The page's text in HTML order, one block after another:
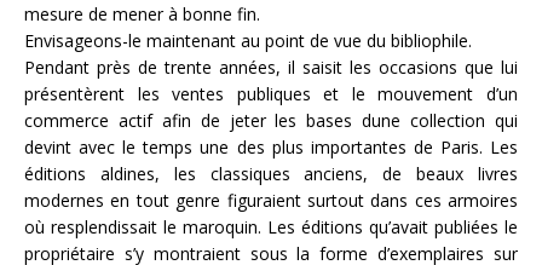
mesure de mener à bonne fin.
Envisageons-le maintenant au point de vue du bibliophile.
Pendant près de trente années, il saisit les occasions que lui
présentèrent les ventes publiques et le mouvement d’un
commerce actif afin de jeter les bases dune collection qui
devint avec le temps une des plus importantes de Paris. Les
éditions aldines, les classiques anciens, de beaux livres
modernes en tout genre figuraient surtout dans ces armoires
où resplendissait le maroquin. Les éditions qu’avait publiées le
propriétaire s’y montraient sous la forme d’exemplaires sur